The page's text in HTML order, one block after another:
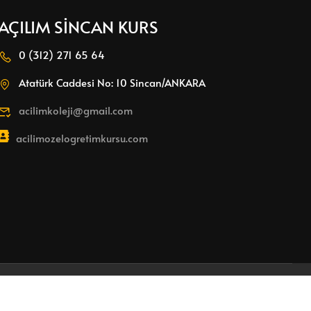
SİNCAN KURS
0 (312) 271 65 64
Atatürk Caddesi No: 10 Sincan/ANKARA
acilimkoleji@gmail.com
acilimozelogretimkursu.com